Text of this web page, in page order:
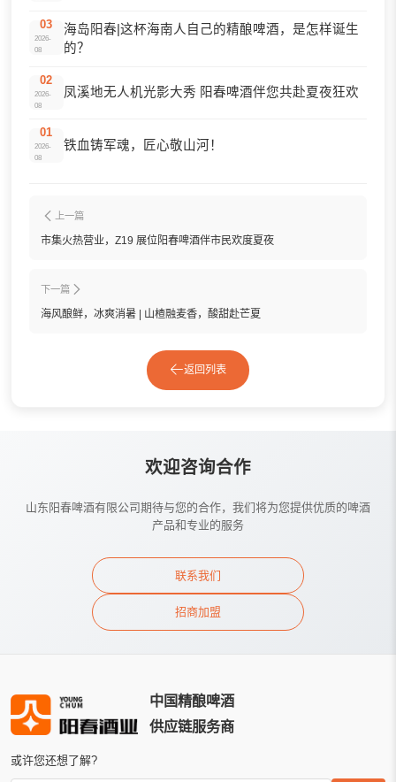
03
2026-
08
海岛阳春|这杯海南人自己的精酿啤酒，是怎样诞生
的？
02
2026-
08
凤溪地无人机光影大秀 阳春啤酒伴您共赴夏夜狂欢
01
2026-
08
铁血铸军魂，匠心敬山河！
上一篇
市集火热营业，Z19 展位阳春啤酒伴市民欢度夏夜
下一篇
海风酿鲜，冰爽消暑 | 山楂融麦香，酸甜赴芒夏
返回列表
欢迎咨询合作
山东阳春啤酒有限公司期待与您的合作，我们将为您提供优质的啤酒
产品和专业的服务
联系我们
招商加盟
中国精酿啤酒
供应链服务商
或许您还想了解?